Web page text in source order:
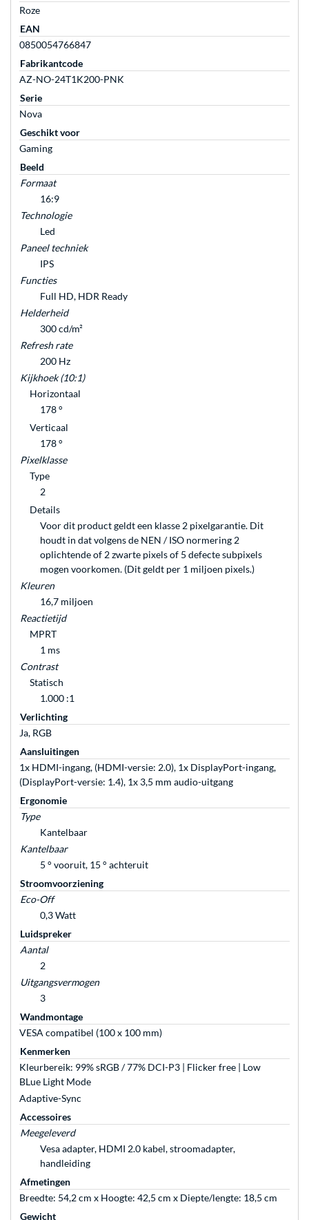
Roze
EAN
0850054766847
Fabrikantcode
AZ-NO-24T1K200-PNK
Serie
Nova
Geschikt voor
Gaming
Beeld
Formaat
16:9
Technologie
Led
Paneel techniek
IPS
Functies
Full HD, HDR Ready
Helderheid
300 cd/m²
Refresh rate
200 Hz
Kijkhoek (10:1)
Horizontaal
178 °
Verticaal
178 °
Pixelklasse
Type
2
Details
Voor dit product geldt een klasse 2 pixelgarantie. Dit
houdt in dat volgens de NEN / ISO normering 2
oplichtende of 2 zwarte pixels of 5 defecte subpixels
mogen voorkomen. (Dit geldt per 1 miljoen pixels.)
Kleuren
16,7 miljoen
Reactietijd
MPRT
1 ms
Contrast
Statisch
1.000 :1
Verlichting
Ja, RGB
Aansluitingen
1x HDMI-ingang, (HDMI-versie: 2.0), 1x DisplayPort-ingang,
(DisplayPort-versie: 1.4), 1x 3,5 mm audio-uitgang
Ergonomie
Type
Kantelbaar
Kantelbaar
5 ° vooruit, 15 ° achteruit
Stroomvoorziening
Eco-Off
0,3 Watt
Luidspreker
Aantal
2
Uitgangsvermogen
3
Wandmontage
VESA compatibel (100 x 100 mm)
Kenmerken
Kleurbereik: 99% sRGB / 77% DCI-P3 | Flicker free | Low
BLue Light Mode
Adaptive-Sync
Accessoires
Meegeleverd
Vesa adapter, HDMI 2.0 kabel, stroomadapter,
handleiding
Afmetingen
Breedte: 54,2 cm x Hoogte: 42,5 cm x Diepte/lengte: 18,5 cm
Gewicht